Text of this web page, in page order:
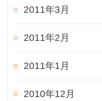
2011年3月
2011年2月
2011年1月
2010年12月